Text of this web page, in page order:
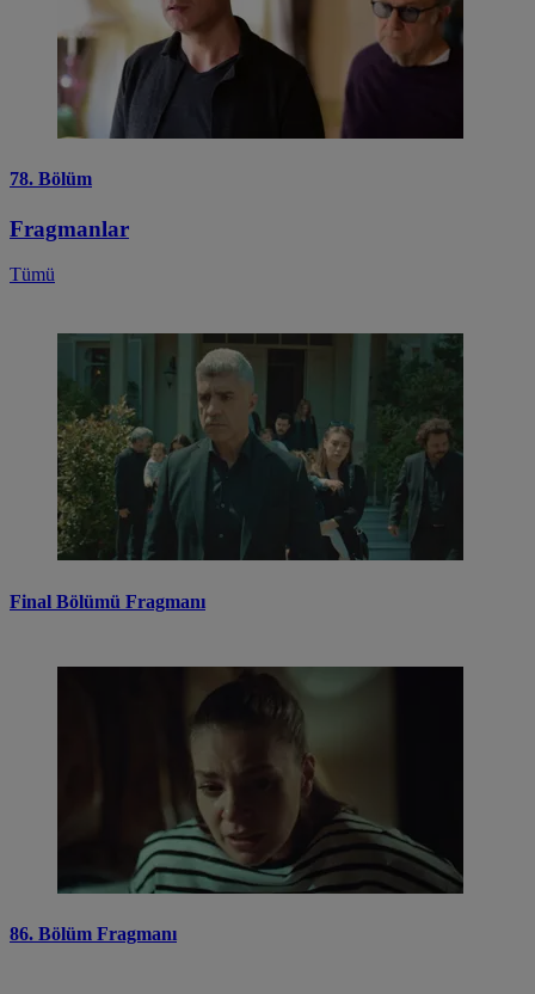
78. Bölüm
Fragmanlar
Tümü
Final Bölümü Fragmanı
86. Bölüm Fragmanı